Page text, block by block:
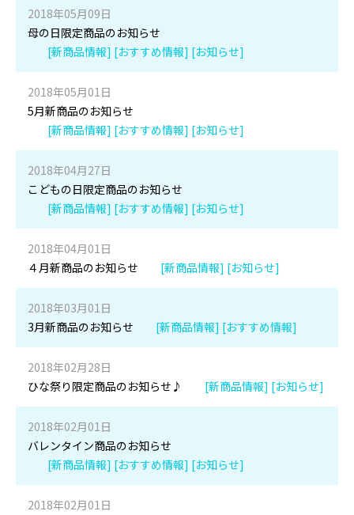
2018年05月09日
母の日限定商品のお知らせ
[新商品情報] [おすすめ情報] [お知らせ]
2018年05月01日
5月新商品のお知らせ
[新商品情報] [おすすめ情報] [お知らせ]
2018年04月27日
こどもの日限定商品のお知らせ
[新商品情報] [おすすめ情報] [お知らせ]
2018年04月01日
４月新商品のお知らせ
[新商品情報] [お知らせ]
2018年03月01日
3月新商品のお知らせ
[新商品情報] [おすすめ情報]
2018年02月28日
ひな祭り限定商品のお知らせ♪
[新商品情報] [お知らせ]
2018年02月01日
バレンタイン商品のお知らせ
[新商品情報] [おすすめ情報] [お知らせ]
2018年02月01日